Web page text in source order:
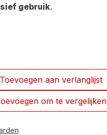
gebruik.
om te vergelijken
Toevoegen aan verlanglijst